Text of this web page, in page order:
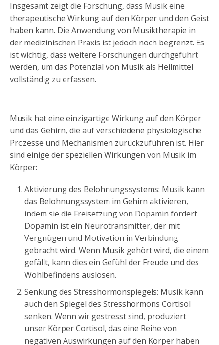
Insgesamt zeigt die Forschung, dass Musik eine
therapeutische Wirkung auf den Körper und den Geist
haben kann. Die Anwendung von Musiktherapie in
der medizinischen Praxis ist jedoch noch begrenzt. Es
ist wichtig, dass weitere Forschungen durchgeführt
werden, um das Potenzial von Musik als Heilmittel
vollständig zu erfassen.
Musik hat eine einzigartige Wirkung auf den Körper
und das Gehirn, die auf verschiedene physiologische
Prozesse und Mechanismen zurückzuführen ist. Hier
sind einige der speziellen Wirkungen von Musik im
Körper:
Aktivierung des Belohnungssystems: Musik kann
das Belohnungssystem im Gehirn aktivieren,
indem sie die Freisetzung von Dopamin fördert.
Dopamin ist ein Neurotransmitter, der mit
Vergnügen und Motivation in Verbindung
gebracht wird. Wenn Musik gehört wird, die einem
gefällt, kann dies ein Gefühl der Freude und des
Wohlbefindens auslösen.
Senkung des Stresshormonspiegels: Musik kann
auch den Spiegel des Stresshormons Cortisol
senken. Wenn wir gestresst sind, produziert
unser Körper Cortisol, das eine Reihe von
negativen Auswirkungen auf den Körper haben